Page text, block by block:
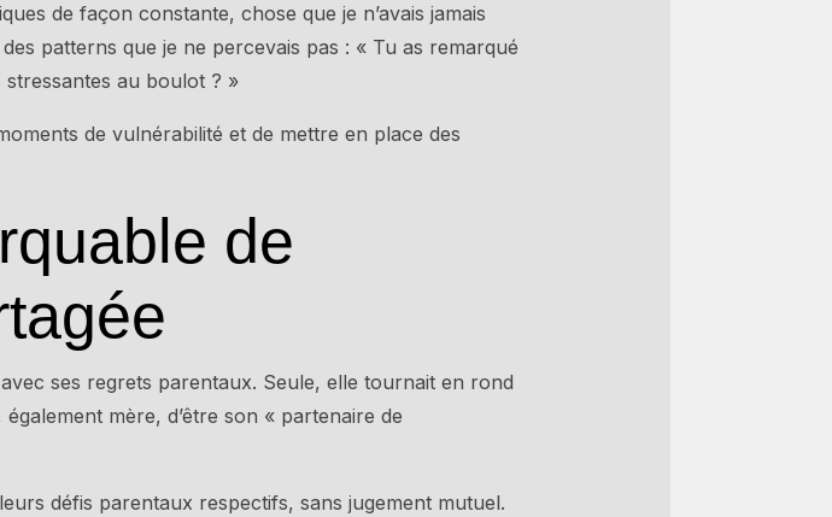
de façon constante, chose que je n’avais jamais
patterns que je ne percevais pas : « Tu as remarqué
au boulot ? »
de vulnérabilité et de mettre en place des
de
ses regrets parentaux. Seule, elle tournait en rond
mère, d’être son « partenaire de
défis parentaux respectifs, sans jugement mutuel.